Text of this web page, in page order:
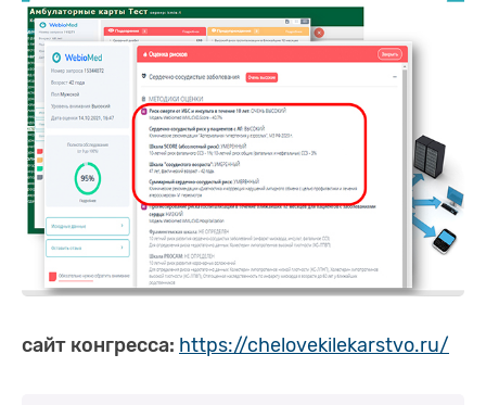
сайт конгресса: https://chelovekilekarstvo.ru/